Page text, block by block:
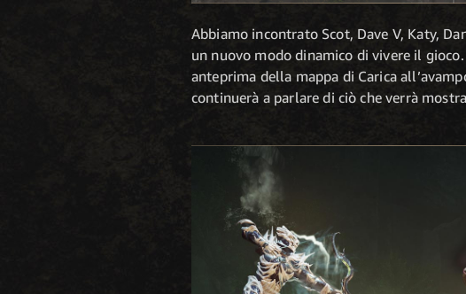
Abbiamo incontrato Scot, Dave V, Katy,
un nuovo modo dinamico di vivere il
anteprima della mappa di Carica
continuerà a parlare di ciò che verrà